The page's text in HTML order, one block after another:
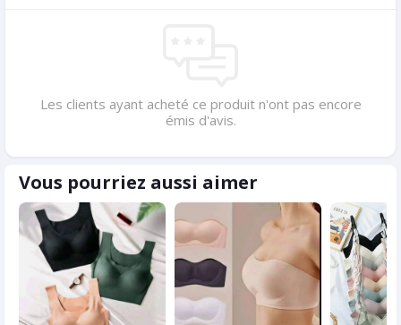
Les clients ayant acheté ce produit n'ont pas encore
émis d'avis.
Vous pourriez aussi aimer